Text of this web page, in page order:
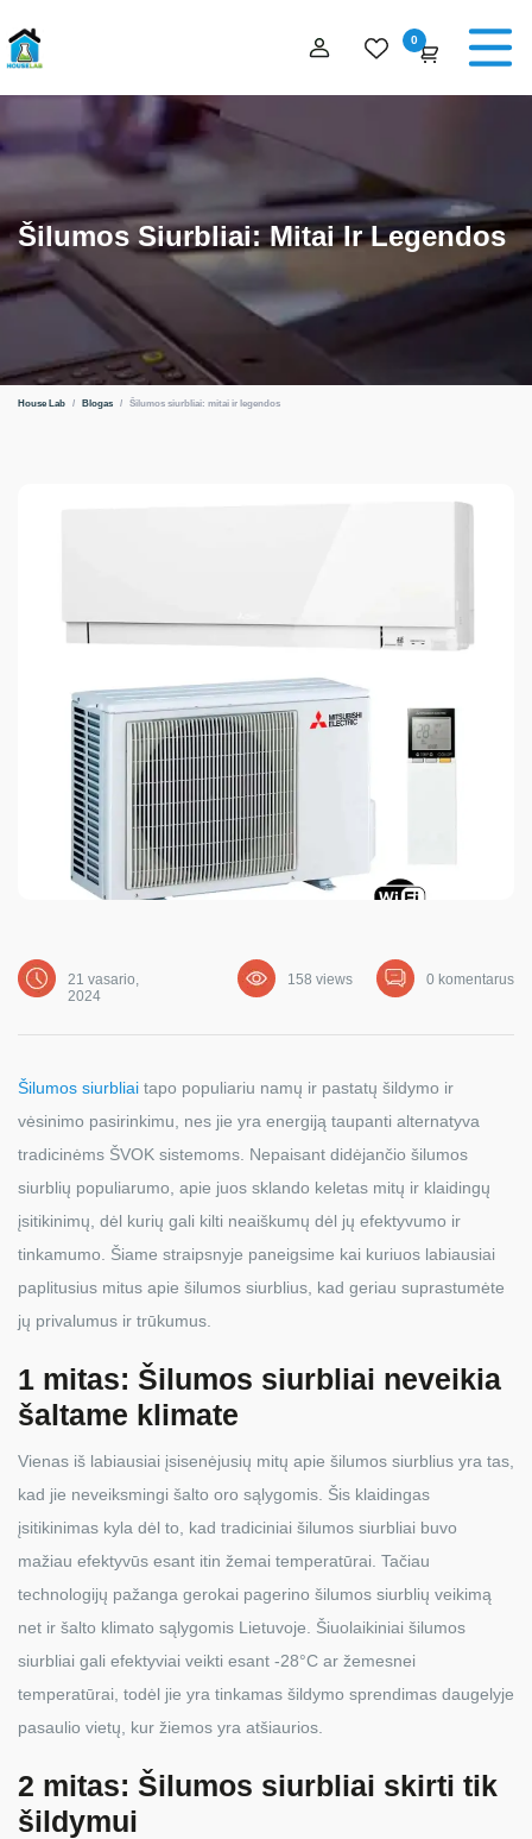
0
Šilumos Siurbliai: Mitai Ir Legendos
House Lab / Blogas / Šilumos siurbliai: mitai ir legendos
21 vasario,
2024
158 views 0 komentarus
Šilumos siurbliai tapo populiariu namų ir pastatų šildymo ir
vėsinimo pasirinkimu, nes jie yra energiją taupanti alternatyva
tradicinėms ŠVOK sistemoms. Nepaisant didėjančio šilumos
siurblių populiarumo, apie juos sklando keletas mitų ir klaidingų
įsitikinimų, dėl kurių gali kilti neaiškumų dėl jų efektyvumo ir
tinkamumo. Šiame straipsnyje paneigsime kai kuriuos labiausiai
paplitusius mitus apie šilumos siurblius, kad geriau suprastumėte
jų privalumus ir trūkumus.
1 mitas: Šilumos siurbliai neveikia
šaltame klimate
Vienas iš labiausiai įsisenėjusių mitų apie šilumos siurblius yra tas,
kad jie neveiksmingi šalto oro sąlygomis. Šis klaidingas
įsitikinimas kyla dėl to, kad tradiciniai šilumos siurbliai buvo
mažiau efektyvūs esant itin žemai temperatūrai. Tačiau
technologijų pažanga gerokai pagerino šilumos siurblių veikimą
net ir šalto klimato sąlygomis Lietuvoje. Šiuolaikiniai šilumos
siurbliai gali efektyviai veikti esant -28°C ar žemesnei
temperatūrai, todėl jie yra tinkamas šildymo sprendimas daugelyje
pasaulio vietų, kur žiemos yra atšiaurios.
2 mitas: Šilumos siurbliai skirti tik
šildymui